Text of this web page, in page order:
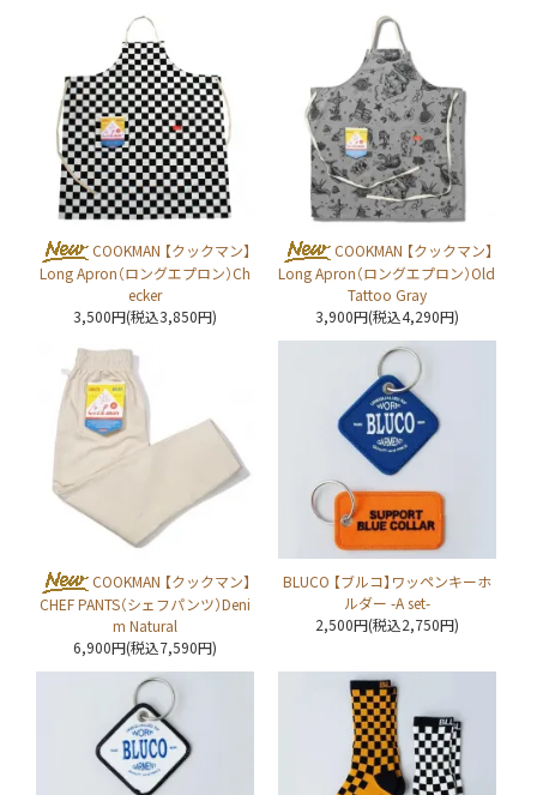
COOKMAN 【クックマン】
Long Apron（ロングエプロン）Ch
ecker
3,500円(税込3,850円)
COOKMAN 【クックマン】
Long Apron（ロングエプロン）Old
Tattoo Gray
3,900円(税込4,290円)
COOKMAN 【クックマン】
CHEF PANTS（シェフパンツ）Deni
m Natural
6,900円(税込7,590円)
BLUCO 【ブルコ】ワッペンキーホ
ルダー -A set-
2,500円(税込2,750円)